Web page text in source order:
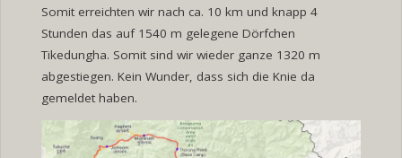
Somit erreichten wir nach ca. 10 km und knapp 4
Stunden das auf 1540 m gelegene Dörfchen
Tikedungha. Somit sind wir wieder ganze 1320 m
abgestiegen. Kein Wunder, dass sich die Knie da
gemeldet haben.